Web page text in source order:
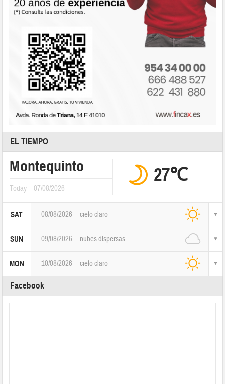
EL TIEMPO
Montequinto
Today 07/08/2026
27℃
SAT 08/08/2026 cielo claro
SUN 09/08/2026 nubes dispersas
MON 10/08/2026 cielo claro
Facebook